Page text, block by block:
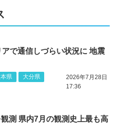
で通信しづらい状況に 地震
県
大分県
2026年7月28日
17:36
測 県内7月の観測史上最も高